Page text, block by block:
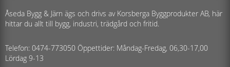
Åseda Bygg & Järn ägs och drivs av Korsberga Byggprodukter AB, här
hittar du allt till bygg, industri, trädgård och fritid.
Telefon: 0474-773050 Öppettider: Måndag-Fredag, 06,30-17,00
Lördag 9-13